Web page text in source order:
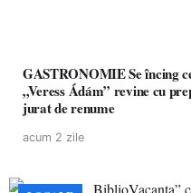
GASTRONOMIE Se încing ceaunele la Satu Mare! Concursul
„Veress Ádám” revine cu
jurat de renume
acum 2 zile